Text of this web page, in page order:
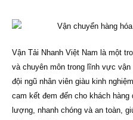
Vận Tải Nhanh Việt Nam là một
và chuyên môn trong lĩnh vực
đội ngũ nhân viên giàu kinh
cam kết đem đến cho khách
lượng, nhanh chóng và an toàn,